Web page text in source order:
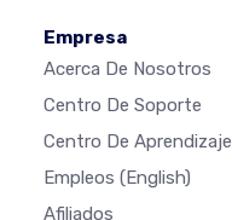
Empresa
Acerca De Nosotros
Centro De Soporte
Centro De Aprendizaje
Empleos (English)
Afiliados